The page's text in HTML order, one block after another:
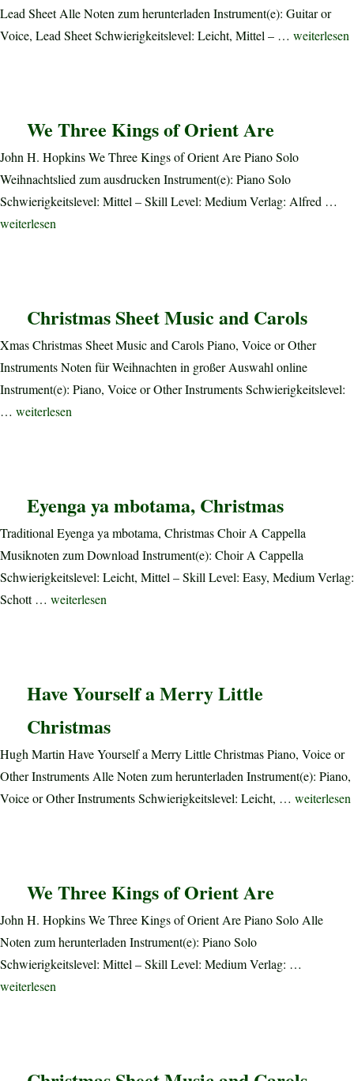
Lead Sheet Alle Noten zum herunterladen Instrument(e): Guitar or
Voice, Lead Sheet Schwierigkeitslevel: Leicht, Mittel – … „When
weiterlesen
We Three Kings of Orient Are
John H. Hopkins We Three Kings of Orient Are Piano Solo
Weihnachtslied zum ausdrucken Instrument(e): Piano Solo
Schwierigkeitslevel: Mittel – Skill Level: Medium Verlag: Alfred …
„We Three Kings of Orient Are“
weiterlesen
Christmas Sheet Music and Carols
Xmas Christmas Sheet Music and Carols Piano, Voice or Other
Instruments Noten für Weihnachten in großer Auswahl online
Instrument(e): Piano, Voice or Other Instruments Schwierigkeitslevel:
… „Christmas Sheet Music and Carols“
weiterlesen
Eyenga ya mbotama, Christmas
Traditional Eyenga ya mbotama, Christmas Choir A Cappella
Musiknoten zum Download Instrument(e): Choir A Cappella
Schwierigkeitslevel: Leicht, Mittel – Skill Level: Easy, Medium Verlag:
Schott … „Eyenga ya mbotama, Christmas“
weiterlesen
Have Yourself a Merry Little
Christmas
Hugh Martin Have Yourself a Merry Little Christmas Piano, Voice or
Other Instruments Alle Noten zum herunterladen Instrument(e): Piano,
Voice or Other Instruments Schwierigkeitslevel: Leicht, … „Have
weiterlesen
We Three Kings of Orient Are
John H. Hopkins We Three Kings of Orient Are Piano Solo Alle
Noten zum herunterladen Instrument(e): Piano Solo
Schwierigkeitslevel: Mittel – Skill Level: Medium Verlag: …
„We Three Kings of Orient Are“
weiterlesen